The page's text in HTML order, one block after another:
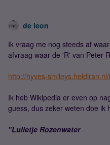
de leon
Ik vraag me nog steeds af
afvraag waar de 'R' van Peter
http://hyves-
Ik heb Wikipedia er even op
guess, dus zeker weten doe ik
"Lulletje Rozenwater